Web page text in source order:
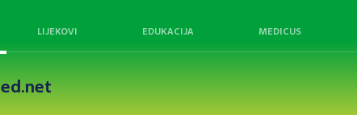
LIJEKOVI EDUKACIJA MEDICUS